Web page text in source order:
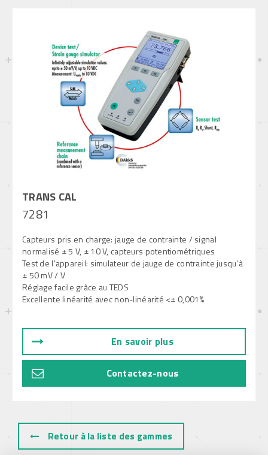
TRANS CAL
7281
Capteurs pris en charge: jauge de contrainte / signal
normalisé ± 5 V, ± 10 V, capteurs potentiométriques
Test de l’appareil: simulateur de jauge de contrainte jusqu’à
± 50 mV / V
Réglage facile grâce au TEDS
Excellente linéarité avec non-linéarité <± 0,001%
En savoir plus
Contactez-nous
Retour à la liste des gammes